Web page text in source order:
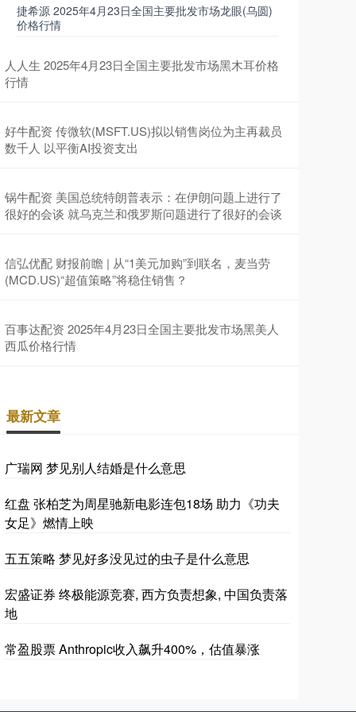
捷希源 2025年4月23日全国主要批发市场龙眼(乌圆)
价格行情
人人生 2025年4月23日全国主要批发市场黑木耳价格
行情
好牛配资 传微软(MSFT.US)拟以销售岗位为主再裁员
数千人 以平衡AI投资支出
锅牛配资 美国总统特朗普表示：在伊朗问题上进行了
很好的会谈 就乌克兰和俄罗斯问题进行了很好的会谈
信弘优配 财报前瞻 | 从“1美元加购”到联名，麦当劳
(MCD.US)“超值策略”将稳住销售？
百事达配资 2025年4月23日全国主要批发市场黑美人
西瓜价格行情
最新文章
广瑞网 梦见别人结婚是什么意思
红盘 张柏芝为周星驰新电影连包18场 助力《功夫
女足》燃情上映
五五策略 梦见好多没见过的虫子是什么意思
宏盛证券 终极能源竞赛, 西方负责想象, 中国负责落
地
常盈股票 Anthropic收入飙升400%，估值暴涨